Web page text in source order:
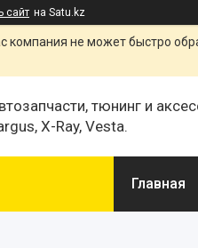
сайт на Satu.kz
компания не может быстро
тюнинг и
X-Ray, Vesta.
Главная